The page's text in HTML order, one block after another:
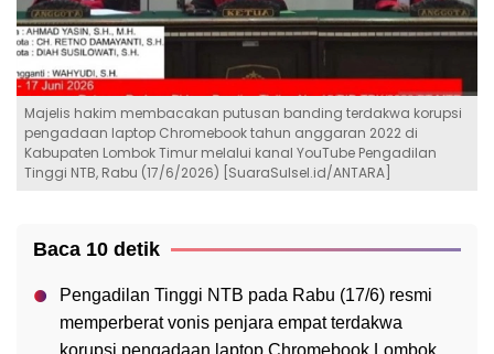
Majelis hakim membacakan putusan banding terdakwa korupsi
pengadaan laptop Chromebook tahun anggaran 2022 di
Kabupaten Lombok Timur melalui kanal YouTube Pengadilan
Tinggi NTB, Rabu (17/6/2026) [SuaraSulsel.id/ANTARA]
Baca 10 detik
Pengadilan Tinggi NTB pada Rabu (17/6) resmi
memperberat vonis penjara empat terdakwa